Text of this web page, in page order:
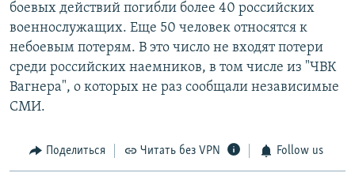
боевых действий погибли более 40 российских
военнослужащих. Еще 50 человек относятся к
небоевым потерям. В это число не входят потери
среди российских наемников, в том числе из "ЧВК
Вагнера", о которых не раз сообщали независимые
СМИ.
Поделиться Читать без VPN Follow us